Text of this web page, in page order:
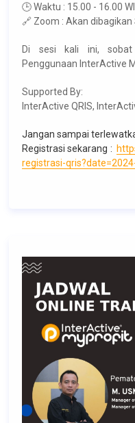
🕒 Waktu : 15.00 - 16.00
🔗 Zoom : Akan
Di sesi kali ini, sobat
Penggunaan InterActive
Supported By:
InterActive QRIS,
Jangan sampai
Registrasi sekarang :
registrasi-